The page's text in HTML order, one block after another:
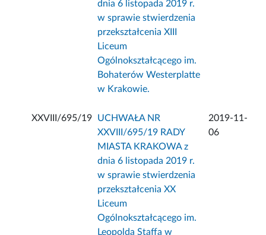
dnia 6 listopada 2019 r.
w sprawie stwierdzenia
przekształcenia XIII
Liceum
Ogólnokształcącego im.
Bohaterów Westerplatte
w Krakowie.
XXVIII/695/19
UCHWAŁA NR
XXVIII/695/19 RADY
MIASTA KRAKOWA z
dnia 6 listopada 2019 r.
w sprawie stwierdzenia
przekształcenia XX
Liceum
Ogólnokształcącego im.
Leopolda Staffa w
2019-11-
06